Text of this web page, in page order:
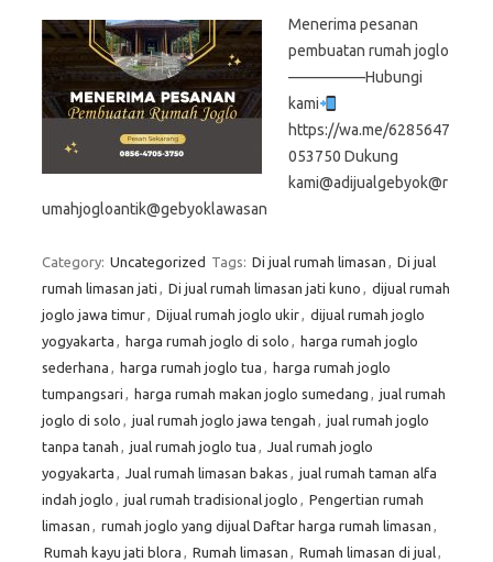
Menerima pesanan
pembuatan rumah joglo
—————Hubungi
kami
https://wa.me/6285647
053750 Dukung
kami@adijualgebyok@r
umahjogloantik@gebyoklawasan
Category: Uncategorized Tags: Di jual rumah limasan , Di jual
rumah limasan jati , Di jual rumah limasan jati kuno , dijual rumah
joglo jawa timur, Dijual rumah joglo ukir, dijual rumah joglo
yogyakarta , harga rumah joglo di solo , harga rumah joglo
sederhana , harga rumah joglo tua , harga rumah joglo
tumpangsari , harga rumah makan joglo sumedang , jual rumah
joglo di solo , jual rumah joglo jawa tengah , jual rumah joglo
tanpa tanah , jual rumah joglo tua , Jual rumah joglo
yogyakarta , Jual rumah limasan bakas , jual rumah taman alfa
indah joglo , jual rumah tradisional joglo , Pengertian rumah
limasan , rumah joglo yang dijual Daftar harga rumah limasan ,
Rumah kayu jati blora , Rumah limasan , Rumah limasan di jual,